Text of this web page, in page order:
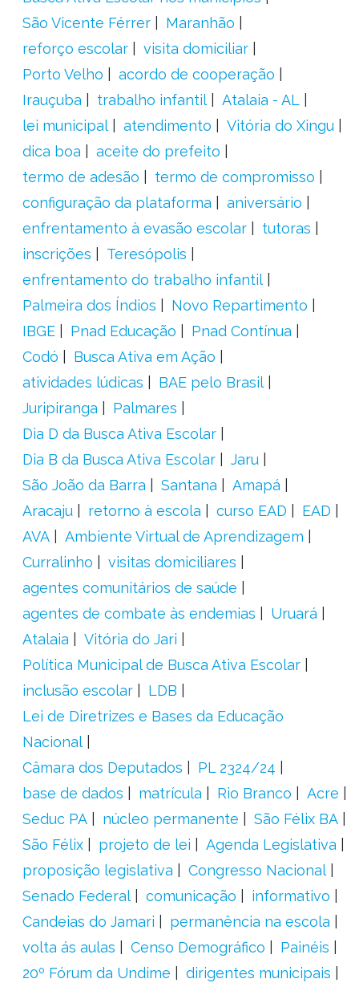
São Vicente Férrer
Maranhão
reforço escolar
visita domiciliar
Porto Velho
acordo de cooperação
Irauçuba
trabalho infantil
Atalaia - AL
lei municipal
atendimento
Vitória do Xingu
dica boa
aceite do prefeito
termo de adesão
termo de compromisso
configuração da plataforma
aniversário
enfrentamento à evasão escolar
tutoras
inscrições
Teresópolis
enfrentamento do trabalho infantil
Palmeira dos Índios
Novo Repartimento
IBGE
Pnad Educação
Pnad Contínua
Codó
Busca Ativa em Ação
atividades lúdicas
BAE pelo Brasil
Juripiranga
Palmares
Dia D da Busca Ativa Escolar
Dia B da Busca Ativa Escolar
Jaru
São João da Barra
Santana
Amapá
Aracaju
retorno à escola curso EAD
EAD
AVA
Ambiente Virtual de Aprendizagem
Curralinho
visitas domiciliares
agentes comunitários de saúde
agentes de combate às endemias
Uruará
Atalaia
Vitória do Jari
Política Municipal de Busca Ativa Escolar
inclusão escolar
LDB
Lei de Diretrizes e Bases da Educação
Nacional
Câmara dos Deputados
PL 2324/24
base de dados
matrícula Rio Branco
Acre
Seduc PA
núcleo permanente
São Félix BA
São Félix
projeto de lei
Agenda Legislativa
proposição legislativa
Congresso Nacional
Senado Federal
comunicação
informativo
Candeias do Jamari
permanência na escola
volta ás aulas
Censo Demográfico
Painéis
20º Fórum da Undime
dirigentes municipais